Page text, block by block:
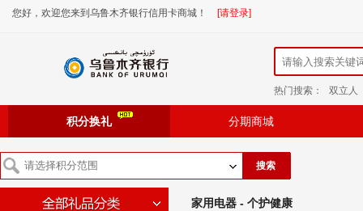
您好，欢迎您来到乌鲁木齐银行信用卡商城！ [请登录]
热门搜索： 双立人
积分换礼 分期商城
搜索
家用电器 - 个护健康